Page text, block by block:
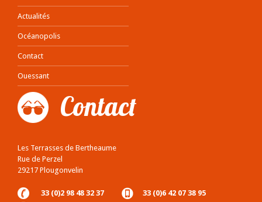
Actualités
Océanopolis
Contact
Ouessant
Contact
Les Terrasses de Bertheaume
Rue de Perzel
29217 Plougonvelin
33 (0)2 98 48 32 37
33 (0)6 42 07 38 95